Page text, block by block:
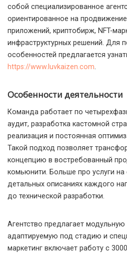
собой специализированное
ориентированное на
приложений, криптобирж, NFT-
инфраструктурных решений. Для
особенностей предлагается
https://www.luvkaizen.com.
Особенности деятельности
Команда работает по
аудит, разработка кастомной
реализация и постоянная
Такой подход позволяет
концепцию в востребованный
комьюнити. Больше про услуги
детальных описаниях каждого
до технической разработки.
Агентство предлагает модульную
адаптируемую под стадию и
маркетинг включает работу с